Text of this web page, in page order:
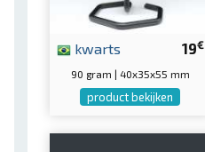
19€
kwarts
90 gram | 40x35x55 mm
product bekijken